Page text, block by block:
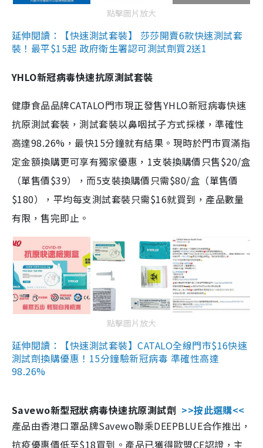
點擊圖片放大
延伸閱讀：【快速測試套裝】 莎莎開賣6款快速測試套
裝！最平$15起 政府衛生署認可測試劑買2送1
YHLO新冠病毒快速抗原測試套裝
健康食品品牌CATALO門市現正發售YHLO新冠病毒快速
抗原測試套裝，測試套裝以鼻咽拭子方式採樣，準確性
高達98.26%，最快15分鐘就有結果。現時於門市買滿指
定金額換購更可享有獨家優惠，1支裝換購價只售$20/盒
（單售價$39），而5支裝換購價只需$80/盒（單售價
$180），平均每支測試套裝只需$16就買到，產品數量
有限，售完即止。
點擊圖片放大
延伸閱讀：【快速測試套裝】CATALO全線門市$16快速
測試劑換購優惠！15分鐘驗新冠病毒 準確性高達
98.26%
Savewo新型冠狀病毒快速抗原測試劑 >>按此選購<<
產品由香港口罩品牌Savewo聯乘DEEPBLUE合作推出，
抗疫優惠價低至$18買到。產品已獲得歐盟CE認證，主